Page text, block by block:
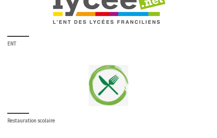
ENT
Restauration scolaire